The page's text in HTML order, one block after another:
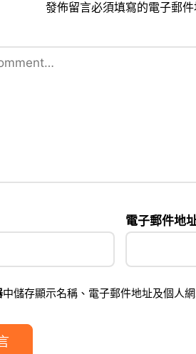
發佈留言必須填寫的電子郵
電子郵件地
中儲存顯示名稱、電子郵件地址及個人